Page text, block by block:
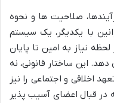
صلاحیت ها و نحوه
با یکدیگر، یک سیستم
لحظه نیاز به امین تا پایان
این ساختار قانونی، نه
اخلاقی و اجتماعی را نیز
قبال اعضای آسیب پذیر